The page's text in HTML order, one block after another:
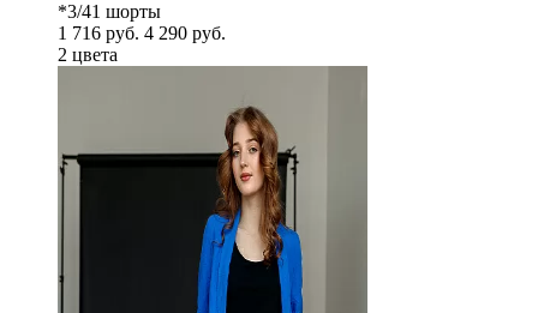
*3/41 шорты
1 716 руб. 4 290 руб.
2 цветa